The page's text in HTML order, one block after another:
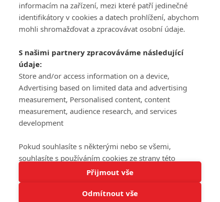
Tato stránka používá soubory cookies.
PŘIHLÁSIT
REGISTROVAT
DISKUZE
Šéfredaktorkou webu jePetr Slavík, e-mailserialy@fandimefilmu.cz
Máte-li zájem o inzerci na našem webu napište nám na e-mail
studio@koncal.com
Ochrana osobních údajů|Zásady používání cookies|Pravidla webu
Upravit nastavení soukromí
© 2016 – 2026 FandimeSerialum.cz / All rights reserved /
informacím na zařízení, mezi které patří jedinečné
identifikátory v cookies a datech prohlížení, abychom
mohli shromažďovat a zpracovávat osobní údaje.
S našimi partnery zpracováváme následující
údaje:
Store and/or access information on a device,
Advertising based on limited data and advertising
measurement, Personalised content, content
measurement, audience research, and services
development
Pokud souhlasíte s některými nebo se všemi,
souhlasíte s používáním cookies ze strany této
stránky a pro tyto účely. Souhlas také můžete
odmítnout, ale v takovém případě vám na stránce
nebudou k dispozici některé personalizované funkce.
Přijmout vše
Odmítnout vše